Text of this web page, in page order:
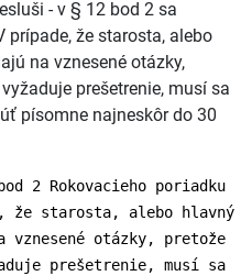
- v § 12 bod 2 sa
prípade, že starosta, alebo
na vznesené otázky,
prešetrenie, musí sa
písomne najneskôr do 30
2 Rokovacieho poriadku
že starosta, alebo hlavný
vznesené otázky, pretože
prešetrenie, musí sa